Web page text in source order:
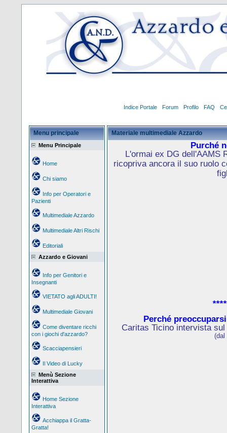
Indice Portale Forum Profilo FAQ
Menu principale
Menu Principale
Home
Chi siamo
Info per Operatori e
Pazienti
Multimediale Azzardo
Multimediale Altri Rischi
Editoriali
Azzardo e Giovani
Info per Genitori e
Insegnanti
VIETATO agli ADULTI!
Multimediale Giovani
Come diventare ricchi
con i giochi d'azzardo?
Scacciapensieri
Il Video di Lucky
Menù Sezione
Interattiva
Home Sezione
Interattiva
Acchiappa il Gratta-
Gratta!
Materiale multimediale Azzardo
Purché
L'ormai ex DG dell'AAMS
ricopriva ancora il suo ruolo
Perché
Caritas Ticino intervista
(dal